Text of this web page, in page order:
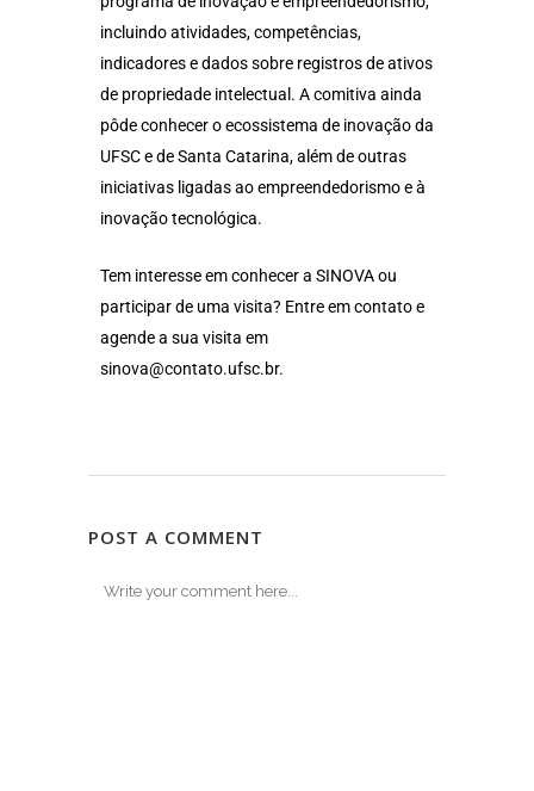
incluindo atividades, competências,
indicadores e dados sobre registros de ativos
de propriedade intelectual. A comitiva ainda
pôde conhecer o ecossistema de inovação da
UFSC e de Santa Catarina, além de outras
iniciativas ligadas ao empreendedorismo e à
inovação tecnológica.
Tem interesse em conhecer a SINOVA ou
participar de uma visita? Entre em contato e
agende a sua visita em
sinova@contato.ufsc.br.
POST A COMMENT